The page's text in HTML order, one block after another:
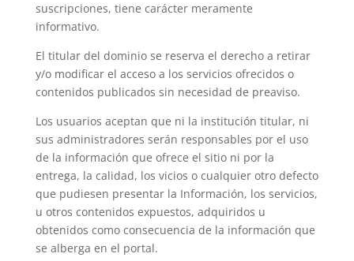
suscripciones, tiene carácter meramente
informativo.
El titular del dominio se reserva el derecho a retirar
y/o modificar el acceso a los servicios ofrecidos o
contenidos publicados sin necesidad de preaviso.
Los usuarios aceptan que ni la institución titular, ni
sus administradores serán responsables por el uso
de la información que ofrece el sitio ni por la
entrega, la calidad, los vicios o cualquier otro defecto
que pudiesen presentar la Información, los servicios,
u otros contenidos expuestos, adquiridos u
obtenidos como consecuencia de la información que
se alberga en el portal.